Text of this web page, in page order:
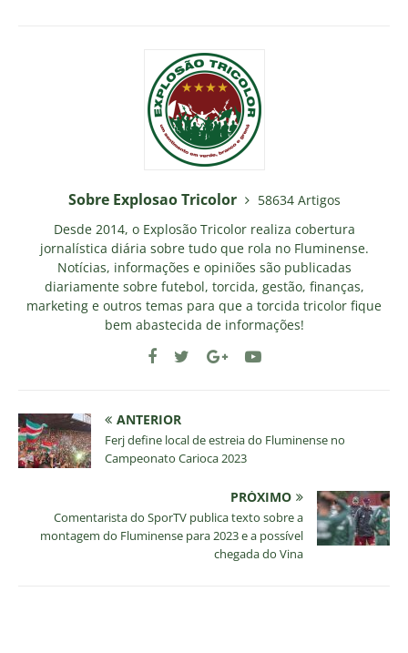
Sobre Explosao Tricolor
58634 Artigos
Desde 2014, o Explosão Tricolor realiza cobertura
jornalística diária sobre tudo que rola no Fluminense.
Notícias, informações e opiniões são publicadas
diariamente sobre futebol, torcida, gestão, finanças,
marketing e outros temas para que a torcida tricolor fique
bem abastecida de informações!
ANTERIOR
Ferj define local de estreia do Fluminense no
Campeonato Carioca 2023
PRÓXIMO
Comentarista do SporTV publica texto sobre a
montagem do Fluminense para 2023 e a possível
chegada do Vina